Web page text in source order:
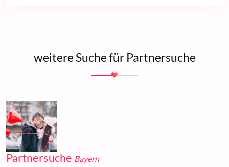
weitere Suche für Partnersuche
Partnersuche Bayern